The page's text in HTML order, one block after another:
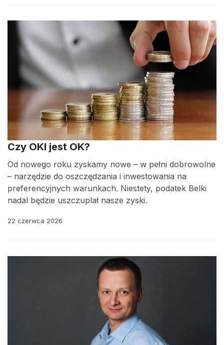
Czy OKI jest OK?
Od nowego roku zyskamy nowe – w pełni dobrowolne
– narzędzie do oszczędzania i inwestowania na
preferencyjnych warunkach. Niestety, podatek Belki
nadal będzie uszczuplał nasze zyski.
22 czerwca 2026